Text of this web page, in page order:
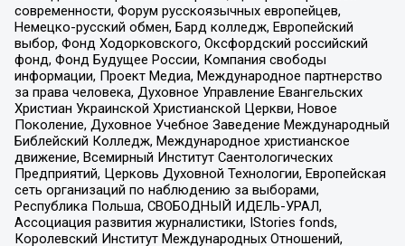
современности, Форум русскоязычных европейцев,
Немецко-русский обмен, Бард колледж, Европейский
выбор, Фонд Ходорковского, Оксфордский российский
фонд, Фонд Будущее России, Компания свободы
информации, Проект Медиа, Международное партнерство
за права человека, Духовное Управление Евангельских
Христиан Украинской Христианской Церкви, Новое
Поколение, Духовное Учебное Заведение Международный
Библейский Колледж, Международное христианское
движение, Всемирный Институт Саентологических
Предприятий, Церковь Духовной Технологии, Европейская
сеть организаций по наблюдению за выборами,
Республика Польша, СВОБОДНЫЙ ИДЕЛЬ-УРАЛ,
Ассоциация развития журналистики, IStories fonds,
Королевский Институт Международных Отношений,